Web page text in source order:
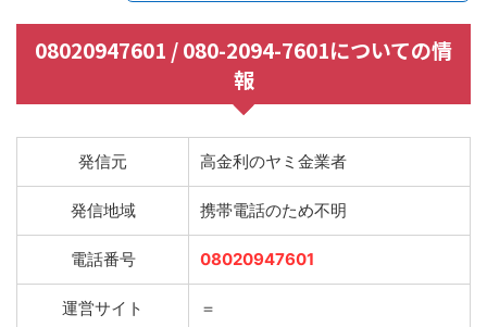
08020947601 / 080-2094-7601についての情
報
発信元 高金利のヤミ金業者
発信地域 携帯電話のため不明
電話番号 08020947601
運営サイト ＝